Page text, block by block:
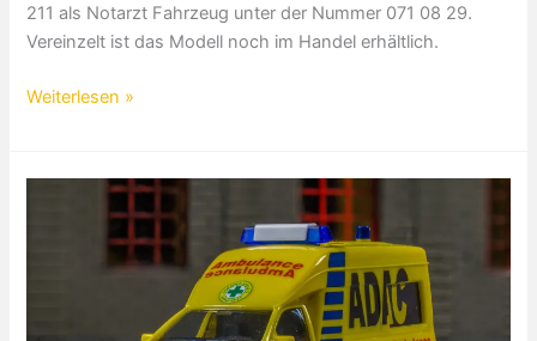
211 als Notarzt Fahrzeug unter der Nummer 071 08 29.
Vereinzelt ist das Modell noch im Handel erhältlich.
Mercedes-
Klasse
Weiterlesen »